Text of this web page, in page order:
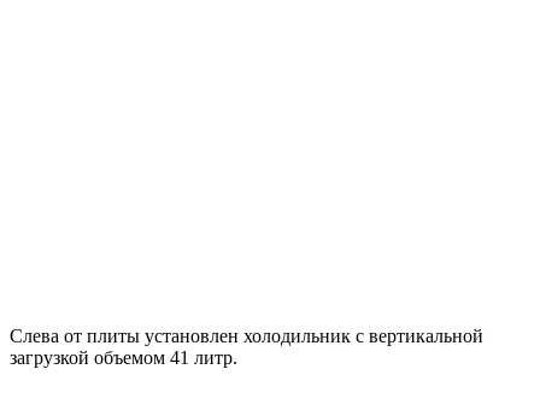
Слева от плиты установлен холодильник с вертикальной
загрузкой объемом 41 литр.